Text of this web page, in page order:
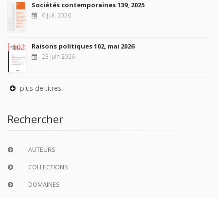
Sociétés contemporaines 139, 2025
6 juil. 2026
Raisons politiques 102, mai 2026
23 juin 2026
plus de titres
Rechercher
AUTEURS
COLLECTIONS
DOMAINES